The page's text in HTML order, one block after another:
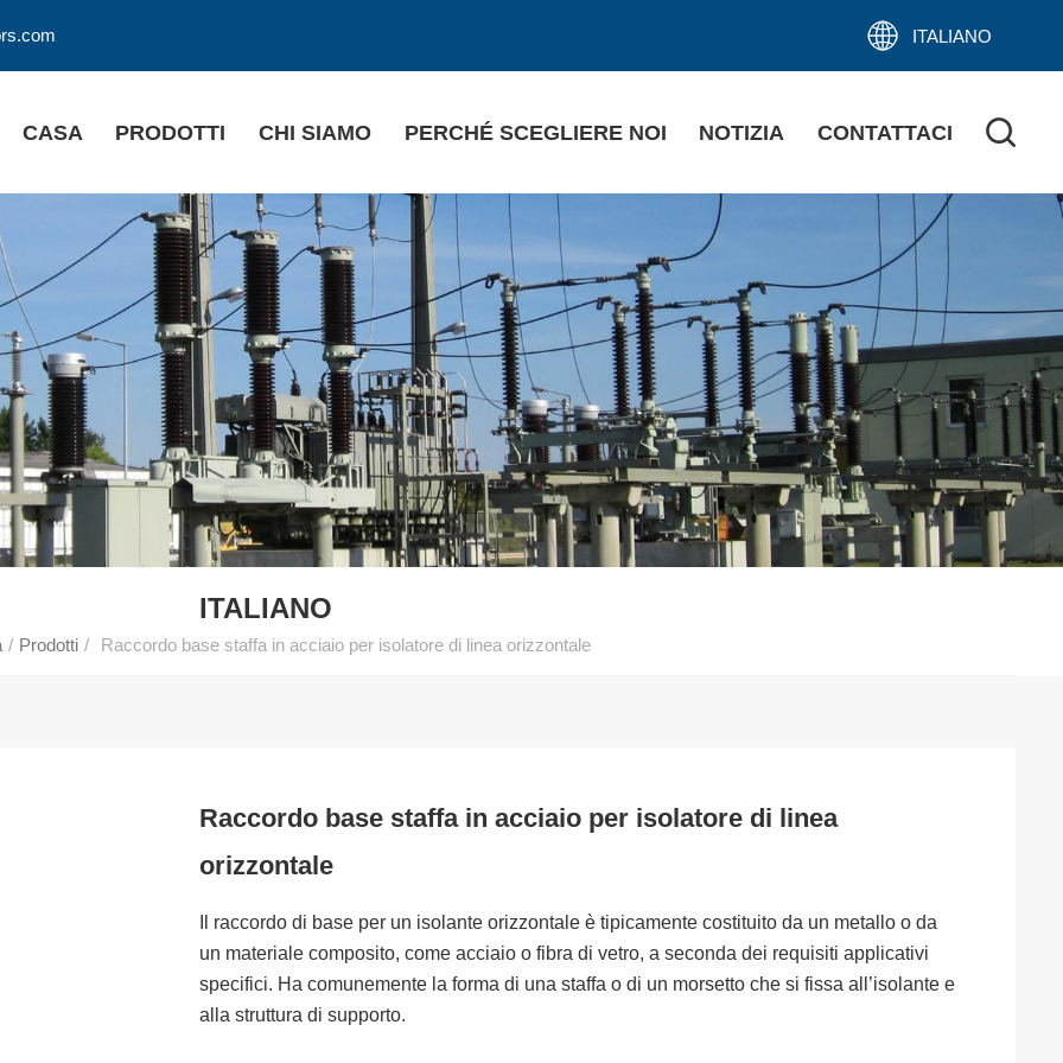
ITALIANO
CASA PRODOTTI CHI SIAMO PERCHÉ SCEGLIERE NOI NOTIZIA CONTATTACI
ITALIANO
/ Prodotti / Raccordo base staffa in acciaio per isolatore di linea orizzontale
Raccordo base staffa in acciaio per isolatore di linea
orizzontale
Il raccordo di base per un isolante orizzontale è tipicamente costituito da un metallo o da
un materiale composito, come acciaio o fibra di vetro, a seconda dei requisiti applicativi
specifici. Ha comunemente la forma di una staffa o di un morsetto che si fissa all’isolante e
alla struttura di supporto.